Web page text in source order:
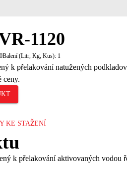
1120
Balení (Litr, Kg, Kus): 1
k přelakování natužených
ceny.
KE STAŽENÍ
k přelakování aktivovaných vodou